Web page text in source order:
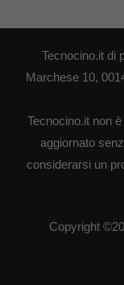
Tecnocino.it di
Marchese 10,
Tecnocino.it non
aggiornato
considerarsi un
Copyright